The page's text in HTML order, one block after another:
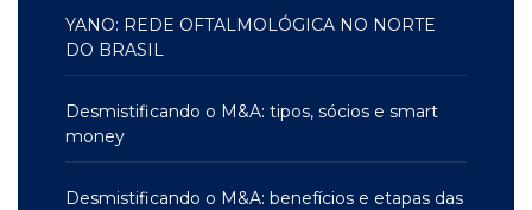
YANO: REDE OFTALMOLÓGICA NO NORTE
DO BRASIL
Desmistificando o M&A: tipos, sócios e smart
money
Desmistificando o M&A: benefícios e etapas das